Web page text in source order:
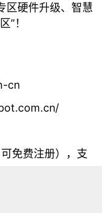
区硬件升级、智慧
”！
cn
免费注册），支